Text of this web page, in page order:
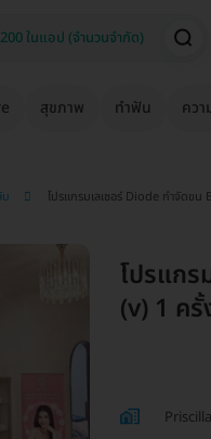
สุขภาพ ทำฟัน คว
โปรแกรมเลเซอร์ Diode กำจัดขน
โปรแกร
(v) 1 ครั้